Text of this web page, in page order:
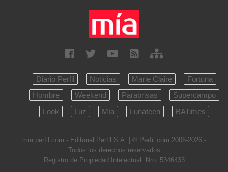
Diario Perfil Noticias Marie Claire
Fortuna
Hombre
Weekend Parabrisas
Supercampo
Look
Luz Mía Lunateen BATimes
mia.perfil.com - Editorial Perfil S.A. | © Perfil.com 2006-2026 -
Todos los derechos reservados
Registro de Propiedad Intelectual: Nro. 5346433